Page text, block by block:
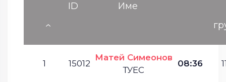
ID
Име
1 15012
Матей Симеонов
ТУЕС
08:36